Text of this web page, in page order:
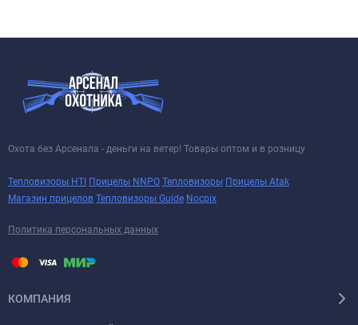
Охота без Арсенала - деньги на ветер! Товары оптом и в розницу
Тепловизоры HTI Прицелы NNPO Тепловизоры Прицелы Atak
Магазин прицелов Тепловизоры Guide Nocpix
Политика персональных данных
КОМПАНИЯ